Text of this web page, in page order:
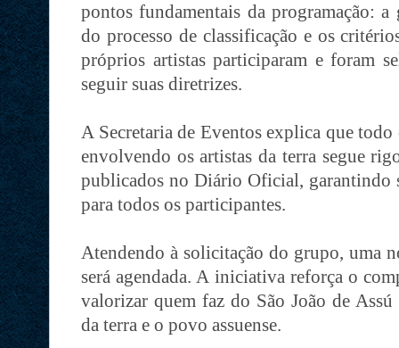
pontos fundamentais da programação: a
do processo de classificação e os
próprios artistas participaram e foram
seguir suas diretrizes.
A Secretaria de Eventos explica que todo
envolvendo os artistas da terra segue
publicados no Diário Oficial, garantindo
para todos os participantes.
Atendendo à solicitação do grupo, uma
será agendada. A iniciativa reforça o
valorizar quem faz do São João de
da terra e o povo assuense.